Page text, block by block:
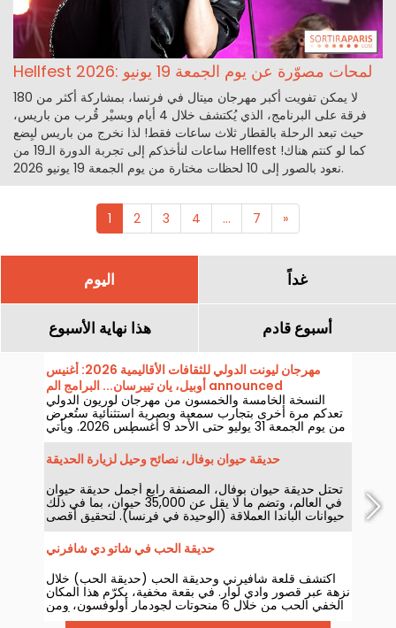
Hellfest 2026: لمحات مصوّرة عن يوم الجمعة 19 يونيو
لا يمكن تفويت أكبر مهرجان ميتال في فرنسا، بمشاركة أكثر من 180
فرقة على البرنامج، الذي يُكتشف خلال 4 أيام وبسيْر قُرب من باريس،
حيث تبعد الرحلة بالقطار ثلاث ساعات فقط! لذا نخرج من باريس لبِضع
ساعات لنأخذكم إلى تجربة الدورة الـ19 من Hellfest كما لو كنتم هناك!
نعود بالصور إلى 10 لحظات مختارة من يوم الجمعة 19 يونيو 2026.
1 2 3 4 ... 7 »
اليوم غداً
هذا نهاية الأسبوع أسبوع قادم
مهرجان ليونت الدولي للثقافات الأقاليمية 2026: أغنيس
أوبيل، يان تييرسان... البرامج الم announced
النسخة الخامسة والخمسون من مهرجان لوريون الدولي
تعدكم مرة أخرى بتجارب سمعية وبصرية استثنائية ستُعرض
من يوم الجمعة 31 يوليو حتى الأحد 9 أغسطس 2026. ويأتي
ذلك بفضل حضور ملحوظ لنجوم من كل أنحاء العالم، منهم
الدانماركية أغنس أوبيل، والملحن الشهير يان تييرسن،
بالإضافة إلى فرقة Eluveitie، وبييرسيفال، وحتى سيسيلي
حديقة حيوان بوفال، نصائح وحيل لزيارة الحديقة
تحتل حديقة حيوان بوفال، المصنفة رابع أجمل حديقة حيوان
في العالم، وتضم ما لا يقل عن 35,000 حيوان، بما في ذلك
حيوانات الباندا العملاقة (الوحيدة في فرنسا). لتحقيق أقصى
استفادة من زيارتك على مدار يوم أو يومين، قمنا بتجميع
حديقة الحب في شاتو دي شافرني
اكتشف قلعة شافيرني وحديقة الحب (حديقة الحب) خلال
نزهة عبر قصور وادي لوار. في بقعة مخفية، يكرّم هذا المكان
الخفي الحب من خلال 6 منحوتات لجودمار أولوفسون، ومن
خلال المكان الساحر لبحيرته ذات البجع الأسود.